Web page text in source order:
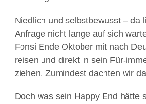
Niedlich und selbstbewusst – da
Anfrage nicht lange auf sich
Fonsi Ende Oktober mit nach
reisen und direkt in sein Für-
ziehen. Zumindest dachten wir
Doch was sein Happy End hätte